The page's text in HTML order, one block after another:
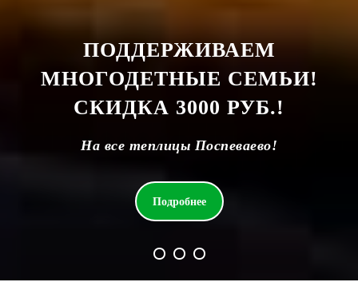
ПОДДЕРЖИВАЕМ
МНОГОДЕТНЫЕ СЕМЬИ!
СКИДКА 3000 РУБ.!
На все теплицы Поспеваево!
Подробнее